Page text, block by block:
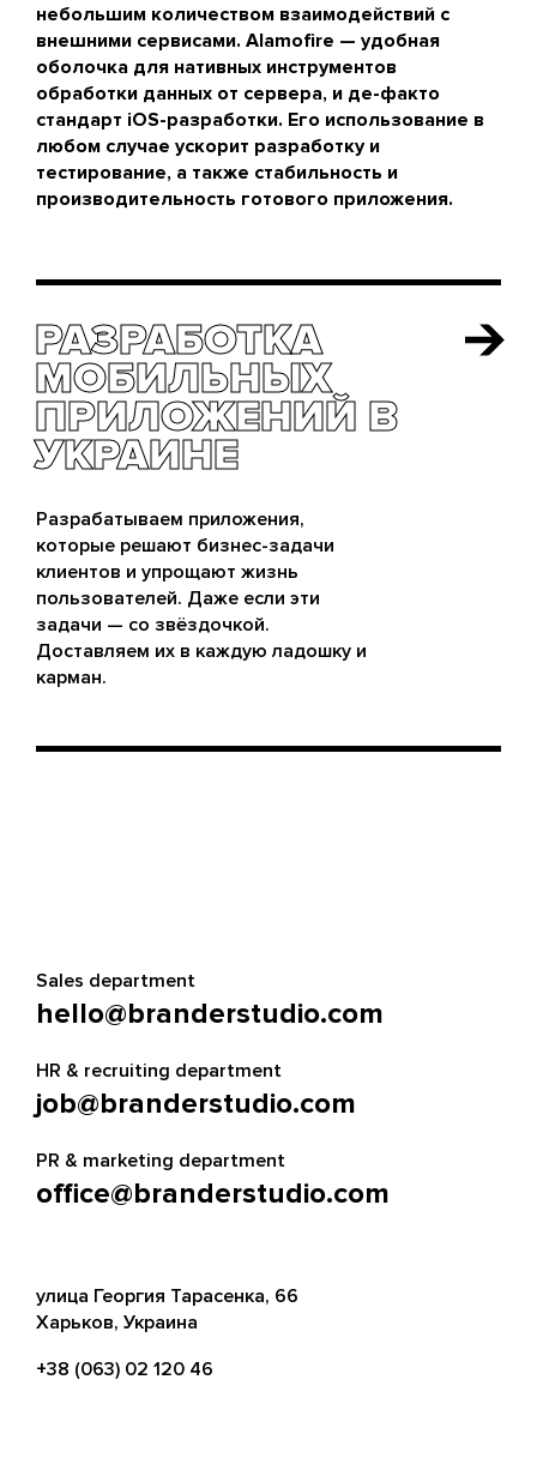
небольшим количеством взаимодействий с
внешними сервисами. Alamofire — удобная
оболочка для нативных инструментов
обработки данных от сервера, и де-факто
стандарт iOS-разработки. Его использование в
любом случае ускорит разработку и
тестирование, а также стабильность и
производительность готового приложения.
РАЗРАБОТКА
МОБИЛЬНЫХ
ПРИЛОЖЕНИЙ В
УКРАИНЕ
РАЗРАБОТКА
МОБИЛЬНЫХ
ПРИЛОЖЕНИЙ В
УКРАИНЕ
Разрабатываем приложения,
которые решают бизнес-задачи
клиентов и упрощают жизнь
пользователей. Даже если эти
задачи — со звёздочкой.
Доставляем их в каждую ладошку и
карман.
Sales department
hello@branderstudio.com
HR & recruiting department
job@branderstudio.com
PR & marketing department
office@branderstudio.com
улица Георгия Тарасенка, 66
Харьков, Украина
+38 (063) 02 120 46